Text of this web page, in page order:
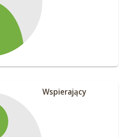
Wspierający